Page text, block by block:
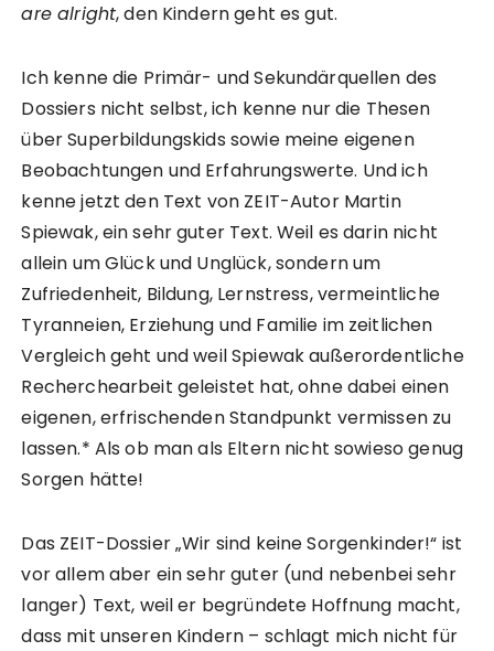
are alright, den Kindern geht es gut.
Ich kenne die Primär- und Sekundärquellen des
Dossiers nicht selbst, ich kenne nur die Thesen
über Superbildungskids sowie meine eigenen
Beobachtungen und Erfahrungswerte. Und ich
kenne jetzt den Text von ZEIT-Autor Martin
Spiewak, ein sehr guter Text. Weil es darin nicht
allein um Glück und Unglück, sondern um
Zufriedenheit, Bildung, Lernstress, vermeintliche
Tyranneien, Erziehung und Familie im zeitlichen
Vergleich geht und weil Spiewak außerordentliche
Recherchearbeit geleistet hat, ohne dabei einen
eigenen, erfrischenden Standpunkt vermissen zu
lassen.* Als ob man als Eltern nicht sowieso genug
Sorgen hätte!
Das ZEIT-Dossier „Wir sind keine Sorgenkinder!“ ist
vor allem aber ein sehr guter (und nebenbei sehr
langer) Text, weil er begründete Hoffnung macht,
dass mit unseren Kindern – schlagt mich nicht für